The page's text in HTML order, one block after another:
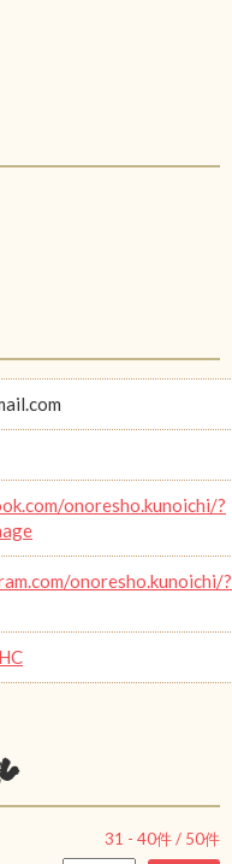
onoresho.kunoichi/?
onoresho.kunoichi/?
31 - 40件 / 50件